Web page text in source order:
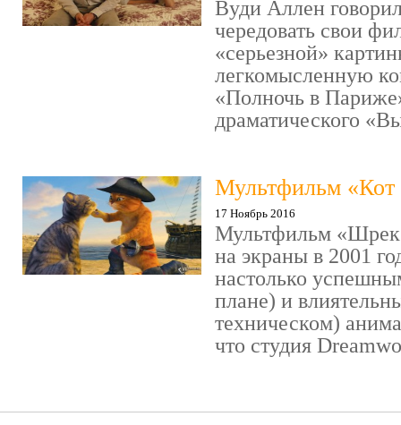
Вуди Аллен
чередовать свои
«серьезной»
легкомысленную
«Полночь в
драматического
Мультфильм «Кот
17 Ноябрь 2016
Мультфильм
на экраны в 2001
настолько
плане) и
техническом)
что студия